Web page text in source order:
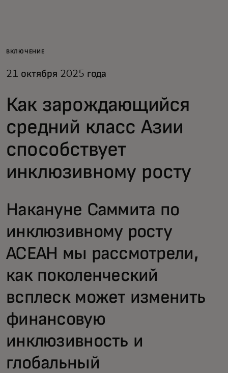
Для бизнеса
Для новаторов
Новости и тренды
ВКЛЮЧЕНИЕ
21 октября 2025 года
Как зарождающийся
средний класс Азии
способствует
инклюзивному росту
Накануне Саммита по
инклюзивному росту
АСЕАН мы рассмотрели,
как поколенческий
всплеск может изменить
финансовую
инклюзивность и
глобальный